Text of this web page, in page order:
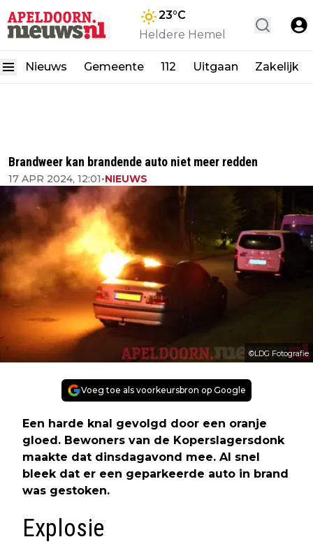
23°C
Heldere Hemel
Nieuws Gemeente 112 Uitgaan Zakelijk
Brandweer kan brandende auto niet meer redden
17 APR 2024, 12:01•NIEUWS
©LDG Fotografie
Voeg toe als voorkeursbron op Google
Een harde knal gevolgd door een oranje
gloed. Bewoners van de Koperslagersdonk
maakte dat dinsdagavond mee. Al snel
bleek dat er een geparkeerde auto in brand
was gestoken.
Explosie